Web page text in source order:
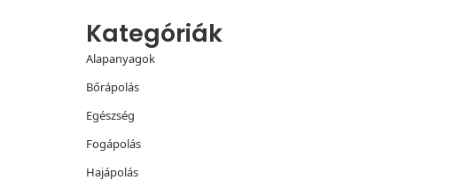
Kategóriák
Alapanyagok
Bőrápolás
Egészség
Fogápolás
Hajápolás